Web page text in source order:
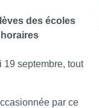
des écoles
19 septembre, tout
par ce